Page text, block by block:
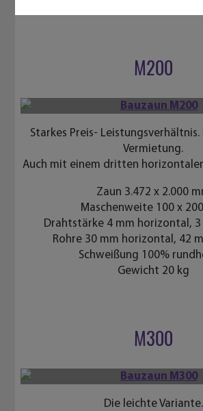
M200
Starkes Preis-
Vermietung.
Auch mit einem dritten
Zaun 3.472 x 2.000
Maschenweite 100 x
Drahtstärke 4 mm horizontal,
Rohre 30 mm horizontal, 42
Schweißung 100%
Gewicht 20 kg
M300
Die leichte Variante.